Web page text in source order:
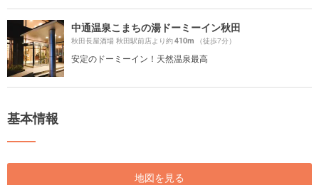
中通温泉こまちの湯ドーミーイン秋田
秋田長屋酒場 秋田駅前店より約410m （徒歩7分）
安定のドーミーイン！天然温泉最高
基本情報
地図を見る